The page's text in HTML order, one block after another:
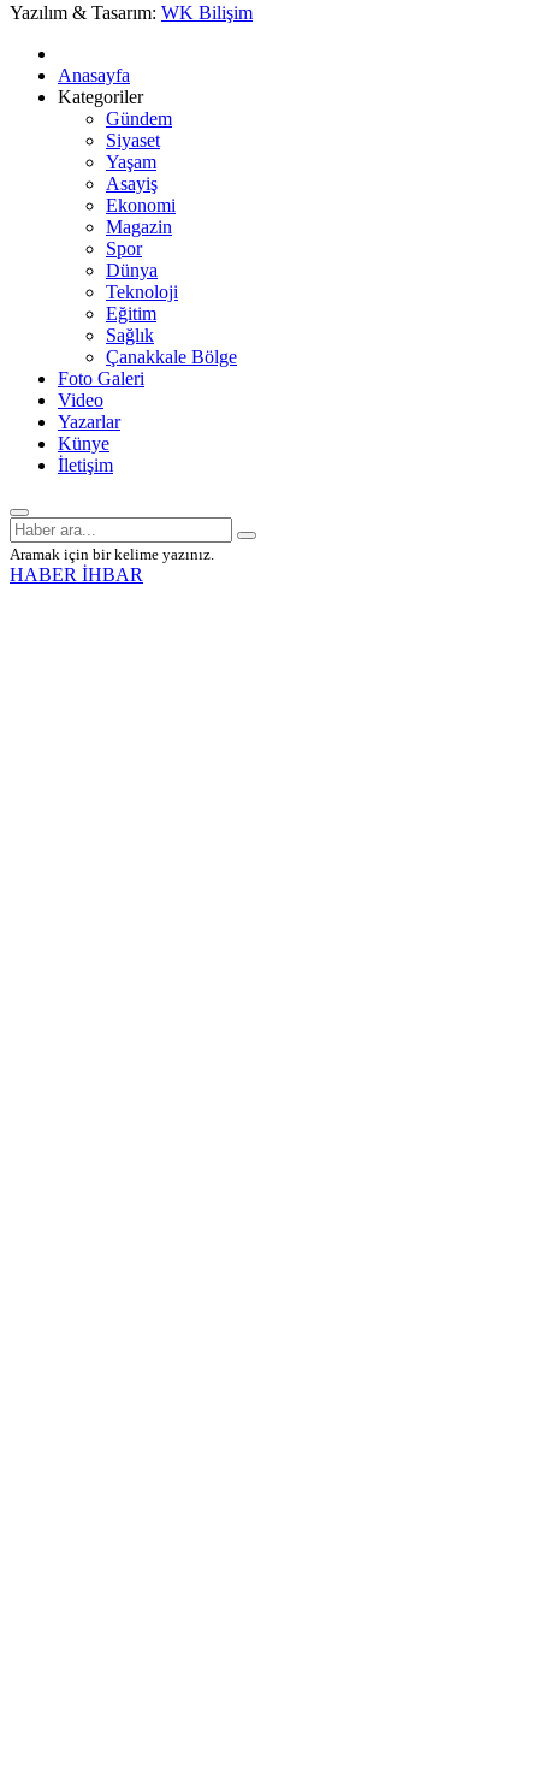
Yazılım & Tasarım: WK Bilişim
Anasayfa
Kategoriler
Gündem
Siyaset
Yaşam
Asayiş
Ekonomi
Magazin
Spor
Dünya
Teknoloji
Eğitim
Sağlık
Çanakkale Bölge
Foto Galeri
Video
Yazarlar
Künye
İletişim
Aramak için bir kelime yazınız.
HABER İHBAR